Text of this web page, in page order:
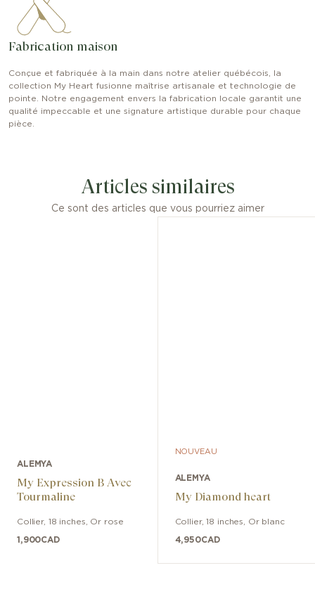
Fabrication maison
Conçue et fabriquée à la main dans notre atelier québécois, la
collection My Heart fusionne maîtrise artisanale et technologie de
pointe. Notre engagement envers la fabrication locale garantit une
qualité impeccable et une signature artistique durable pour chaque
pièce.
Articles similaires
Ce sont des articles que vous pourriez aimer
ALEMYA
My Expression B Avec
Tourmaline
Collier, 18 inches, Or rose
1,900CAD
NOUVEAU
ALEMYA
My Diamond heart
Collier,18 inches, Or blanc
4,950CAD